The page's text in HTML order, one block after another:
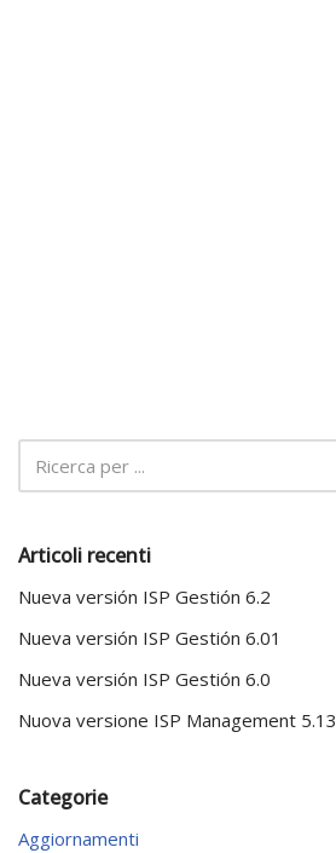
Articoli recenti
Nueva versión ISP Gestión 6.2
Nueva versión ISP Gestión 6.01
Nueva versión ISP Gestión 6.0
Nuova versione ISP Management 5.13
Categorie
Aggiornamenti